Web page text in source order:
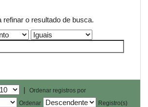
refinar o resultado de busca.
|
Ordenar registros por
Ordenar
Registro(s)